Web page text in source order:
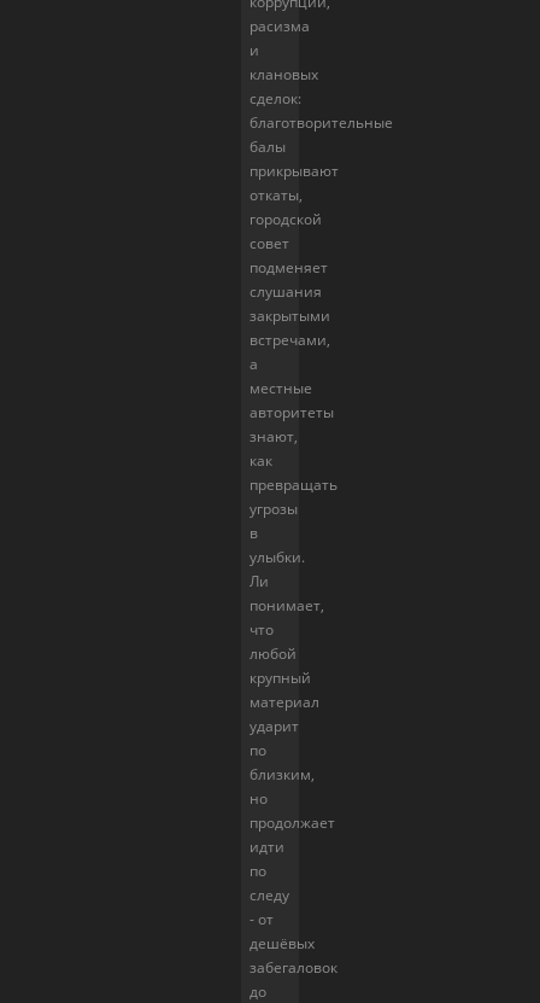
расизма
и
клановых
сделок:
благотворительные
балы
прикрывают
откаты,
городской
совет
подменяет
слушания
закрытыми
встречами,
а
местные
авторитеты
знают,
как
превращать
угрозы
в
улыбки.
Ли
понимает,
что
любой
крупный
материал
ударит
по
близким,
но
продолжает
идти
по
следу
- от
дешёвых
забегаловок
до